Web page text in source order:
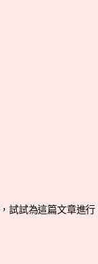
試試為這篇文章進行